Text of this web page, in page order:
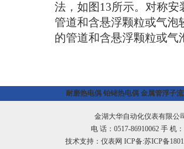
法，如图13所示。对称安
管道和含悬浮颗粒或气泡
的管道和含悬浮颗粒或气
耐磨热电偶 铂铑热电偶 金属管浮子
金湖大华自动化仪表有限公
电 话：0517-86910062 手 机
技术支持： 仪表网 ICP备:苏ICP备